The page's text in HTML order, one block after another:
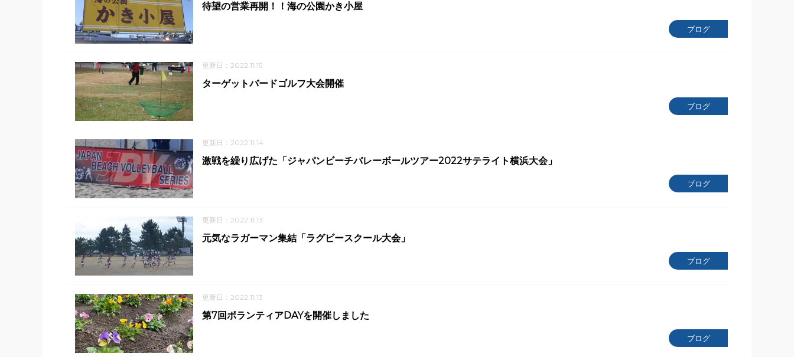
ブログ
待望の営業再開！！海の公園かき小屋
更新日：2022.11.15
ブログ
ターゲットバードゴルフ大会開催
更新日：2022.11.14
ブログ
激戦を繰り広げた「ジャパンビーチバレーボールツアー2022サテライト横浜大会」
更新日：2022.11.13
ブログ
元気なラガーマン集結「ラグビースクール大会」
更新日：2022.11.13
ブログ
第7回ボランティアDAYを開催しました